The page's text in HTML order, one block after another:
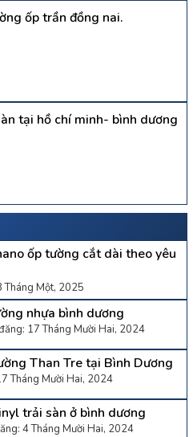
ốp trần đồng nai.
tại hồ chí minh- bình dương
ốp tường cắt dài theo yêu
Tháng Một, 2025
nhựa bình dương
17 Tháng Mười Hai, 2024
Than Tre tại Bình Dương
Tháng Mười Hai, 2024
trải sàn ở bình dương
4 Tháng Mười Hai, 2024